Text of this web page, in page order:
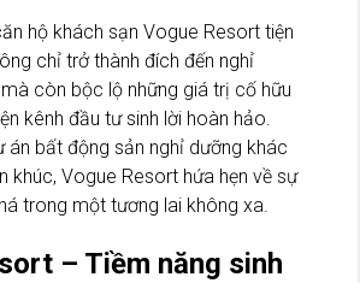
hộ khách sạn Vogue Resort tiện
chỉ trở thành đích đến nghỉ
còn bộc lộ những giá trị cố hữu
kênh đầu tư sinh lời hoàn hảo.
án bất động sản nghỉ dưỡng khác
khúc, Vogue Resort hứa hẹn về sự
trong một tương lai không xa.
– Tiềm năng sinh